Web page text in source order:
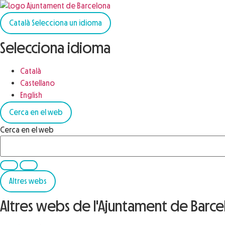
Català Selecciona un idioma
Selecciona idioma
Català
Castellano
English
Cerca en el web
Cerca en el web
Altres webs
Altres webs de l'Ajuntament de